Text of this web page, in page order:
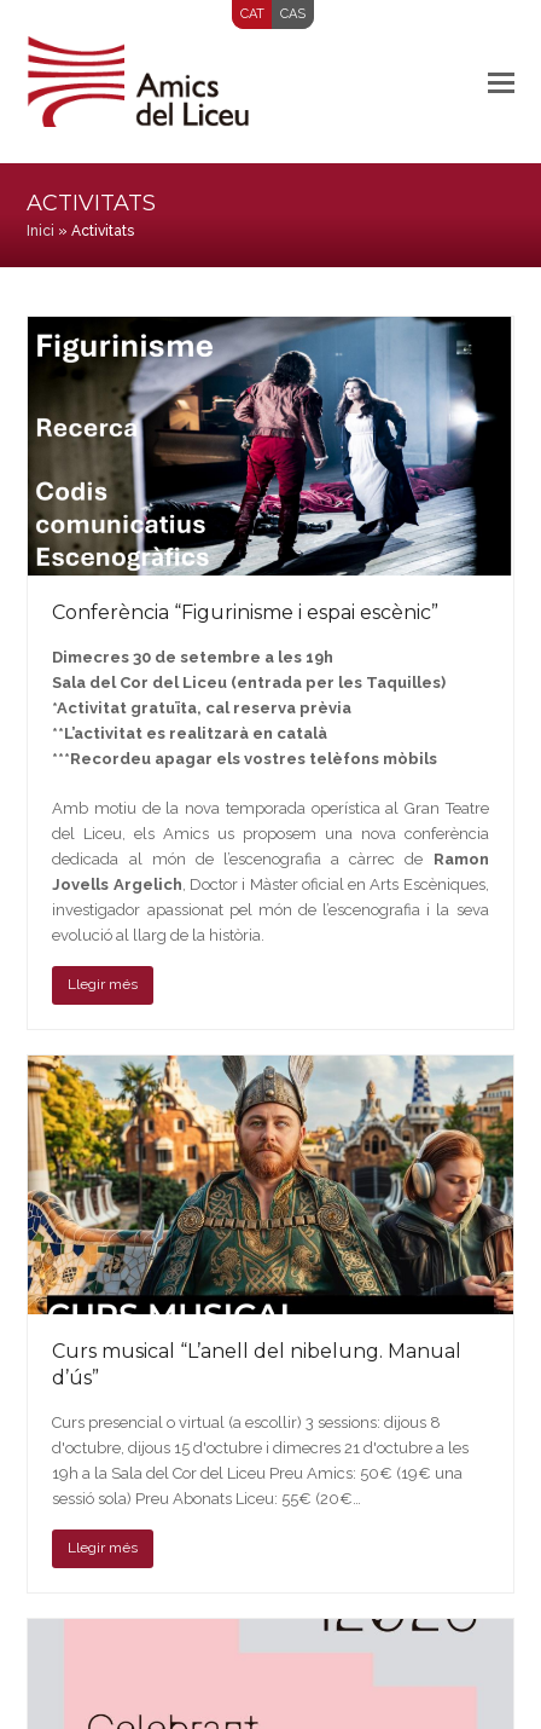
CAT CAS
ACTIVITATS
Inici »Activitats
Conferència “Figurinisme i espai escènic”
Dimecres 30 de setembre a les 19h
Sala del Cor del Liceu (entrada per les Taquilles)
*Activitat gratuïta, cal reserva prèvia
**L’activitat es realitzarà en català
***Recordeu apagar els vostres telèfons mòbils
Amb motiu de la nova temporada operística al Gran Teatre
del Liceu, els Amics us proposem una nova conferència
dedicada al món de l’escenografia a càrrec de Ramon
Jovells Argelich , Doctor i Màster oficial en Arts Escèniques,
investigador apassionat pel món de l’escenografia i la seva
evolució al llarg de la història.
Llegir més
Curs musical “L’anell del nibelung. Manual
d’ús”
Curs presencial o virtual (a escollir) 3 sessions: dijous 8
d'octubre, dijous 15 d'octubre i dimecres 21 d'octubre a les
19h a la Sala del Cor del Liceu Preu Amics: 50€ (19€ una
sessió sola) Preu Abonats Liceu: 55€ (20€…
Llegir més